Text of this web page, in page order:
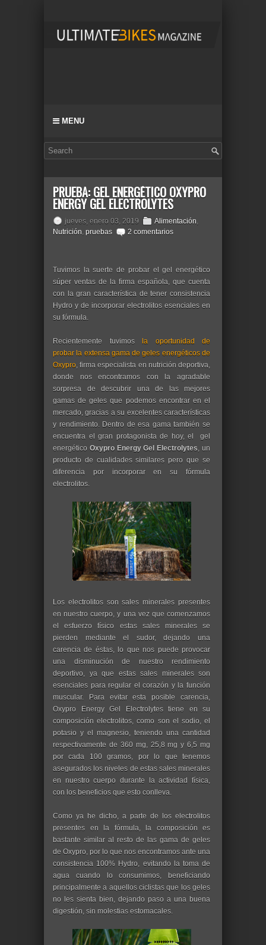
MENU
PRUEBA: GEL ENERGÉTICO OXYPRO
ENERGY GEL ELECTROLYTES
jueves, enero 03, 2019 Alimentación,
Nutrición, pruebas 2 comentarios
Tuvimos la suerte de probar el gel energético
súper ventas de la firma española, que cuenta
con la gran característica de tener consistencia
Hydro y de incorporar electrolitos esenciales en
su fórmula.
Recientemente tuvimos
la oportunidad de
probar la extensa gama de geles energéticos de
Oxypro, firma especialista en nutrición deportiva,
donde nos encontramos con la agradable
sorpresa de descubrir una de las mejores
gamas de geles que podemos encontrar en el
mercado, gracias a su excelentes características
y rendimiento. Dentro de esa gama también se
encuentra el gran protagonista de hoy, el gel
energético Oxypro Energy Gel Electrolytes, un
producto de cualidades similares pero que se
diferencia por incorporar en su fórmula
electrolitos.
Los electrolitos son sales minerales presentes
en nuestro cuerpo, y una vez que comenzamos
el esfuerzo físico estas sales minerales se
pierden mediante el sudor, dejando una
carencia de éstas, lo que nos puede provocar
una disminución de nuestro rendimiento
deportivo, ya que estas sales minerales son
esenciales para regular el corazón y la función
muscular. Para evitar esta posible carencia,
Oxypro Energy Gel Electrolytes tiene en su
composición electrolitos, como son el sodio, el
potasio y el magnesio, teniendo una cantidad
respectivamente de 360 mg, 25,8 mg y 6,5 mg
por cada 100 gramos, por lo que tenemos
asegurados los niveles de estas sales minerales
en nuestro cuerpo durante la actividad física,
con los beneficios que esto conlleva.
Como ya he dicho, a parte de los electrolitos
presentes en la fórmula, la composición es
bastante similar al resto de las gama de geles
de Oxypro, por lo que nos encontramos ante una
consistencia 100% Hydro, evitando la toma de
agua cuando lo consumimos, beneficiando
principalmente a aquellos ciclistas que los geles
no les sienta bien, dejando paso a una buena
digestión, sin molestias estomacales.